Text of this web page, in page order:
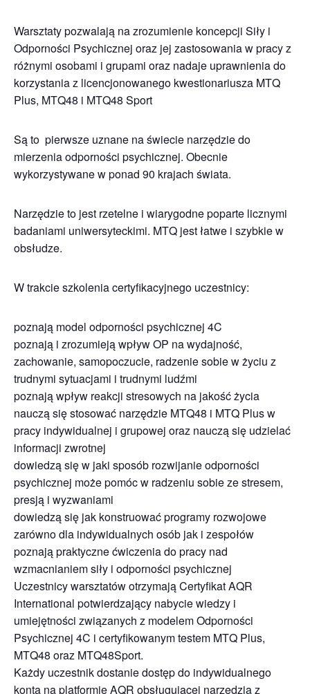
Warsztaty pozwalają na zrozumienie koncepcji Siły i
Odporności Psychicznej oraz jej zastosowania w pracy z
różnymi osobami i grupami oraz nadaje uprawnienia do
korzystania z licencjonowanego kwestionariusza MTQ
Plus, MTQ48 i MTQ48 Sport
Są to pierwsze uznane na świecie narzędzie do
mierzenia odporności psychicznej. Obecnie
wykorzystywane w ponad 90 krajach świata.
Narzędzie to jest rzetelne i wiarygodne poparte licznymi
badaniami uniwersyteckimi. MTQ jest łatwe i szybkie w
obsłudze.
W trakcie szkolenia certyfikacyjnego uczestnicy:
poznają model odporności psychicznej 4C
poznają i zrozumieją wpływ OP na wydajność,
zachowanie, samopoczucie, radzenie sobie w życiu z
trudnymi sytuacjami i trudnymi ludźmi
poznają wpływ reakcji stresowych na jakość życia
nauczą się stosować narzędzie MTQ48 i MTQ Plus w
pracy indywidualnej i grupowej oraz nauczą się udzielać
informacji zwrotnej
dowiedzą się w jaki sposób rozwijanie odporności
psychicznej może pomóc w radzeniu sobie ze stresem,
presją i wyzwaniami
dowiedzą się jak konstruować programy rozwojowe
zarówno dla indywidualnych osób jak i zespołów
poznają praktyczne ćwiczenia do pracy nad
wzmacnianiem siły i odporności psychicznej
Uczestnicy warsztatów otrzymają Certyfikat AQR
International potwierdzający nabycie wiedzy i
umiejętności związanych z modelem Odporności
Psychicznej 4C i certyfikowanym testem MTQ Plus,
MTQ48 oraz MTQ48Sport.
Każdy uczestnik dostanie dostęp do indywidualnego
konta na platformie AQR obsługującej narzędzia z